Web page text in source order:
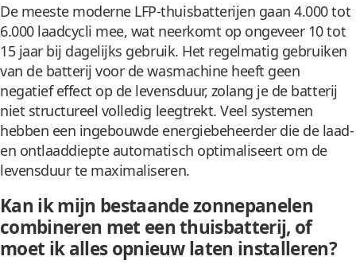
De meeste moderne LFP-thuisbatterijen gaan 4.000 tot
6.000 laadcycli mee, wat neerkomt op ongeveer 10 tot
15 jaar bij dagelijks gebruik. Het regelmatig gebruiken
van de batterij voor de wasmachine heeft geen
negatief effect op de levensduur, zolang je de batterij
niet structureel volledig leegtrekt. Veel systemen
hebben een ingebouwde energiebeheerder die de laad-
en ontlaaddiepte automatisch optimaliseert om de
levensduur te maximaliseren.
Kan ik mijn bestaande zonnepanelen
combineren met een thuisbatterij, of
moet ik alles opnieuw laten installeren?